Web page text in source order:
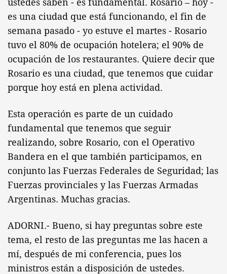
ustedes saben - es fundamental. Rosario – hoy -
es una ciudad que está funcionando, el fin de
semana pasado - yo estuve el martes - Rosario
tuvo el 80% de ocupación hotelera; el 90% de
ocupación de los restaurantes. Quiere decir que
Rosario es una ciudad, que tenemos que cuidar
porque hoy está en plena actividad.
Esta operación es parte de un cuidado
fundamental que tenemos que seguir
realizando, sobre Rosario, con el Operativo
Bandera en el que también participamos, en
conjunto las Fuerzas Federales de Seguridad; las
Fuerzas provinciales y las Fuerzas Armadas
Argentinas. Muchas gracias.
ADORNI.- Bueno, si hay preguntas sobre este
tema, el resto de las preguntas me las hacen a
mí, después de mi conferencia, pues los
ministros están a disposición de ustedes.